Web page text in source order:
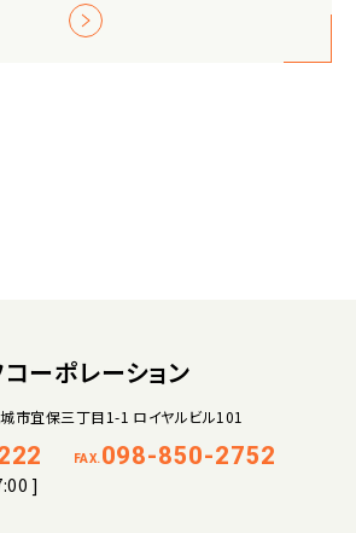
ーポレーション
市宜保三丁目1-1 ロイヤルビル101
FAX. 098-850-2752
]